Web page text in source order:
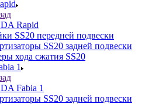
Rapid
SS20 передней подвески
SS20 задней подвески
хода сжатия SS20
1
Fabia 1
SS20 задней подвески